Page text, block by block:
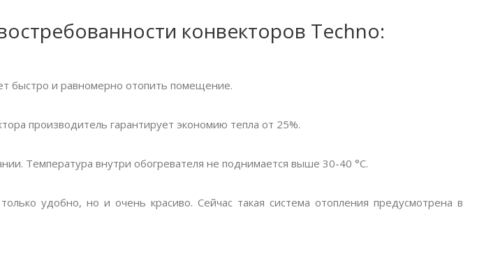
конвекторов Techno:
быстро и равномерно отопить помещение.
производитель гарантирует экономию тепла от 25%.
Температура внутри обогревателя не поднимается выше 30-40 °C.
удобно, но и очень красиво. Сейчас такая система отопления предусмотрена в